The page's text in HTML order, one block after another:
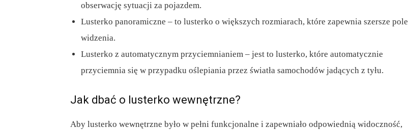
obserwację sytuacji za pojazdem.
Lusterko panoramiczne – to lusterko o większych rozmiarach, które zapewnia szersze pole
widzenia.
Lusterko z automatycznym przyciemnianiem – jest to lusterko, które automatycznie
przyciemnia się w przypadku oślepiania przez światła samochodów jadących z tyłu.
Jak dbać o lusterko wewnętrzne?
Aby lusterko wewnętrzne było w pełni funkcjonalne i zapewniało odpowiednią widoczność,